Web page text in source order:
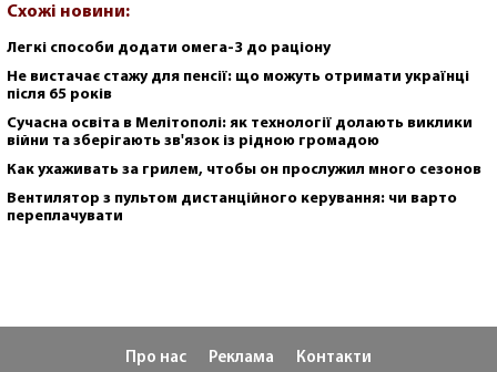
Схожі новини:
Легкі способи додати омега-3 до раціону
Не вистачає стажу для пенсії: що можуть отримати українці
після 65 років
Сучасна освіта в Мелітополі: як технології долають виклики
війни та зберігають зв'язок із рідною громадою
Как ухаживать за грилем, чтобы он прослужил много сезонов
Вентилятор з пультом дистанційного керування: чи варто
переплачувати
Про нас Реклама Контакти